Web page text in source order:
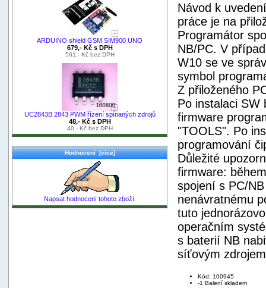
ARDUINO shield GSM SIM900 UNO
679,- Kč s DPH
561,- Kč bez DPH
UC2843B 2843 PWM řízení spínaných zdrojů
48,- Kč s DPH
40,- Kč bez DPH
Hodnocení [více]
Napsat hodnocení tohoto zboží.
Návod k
práce je na
Programátor
NB/PC. V
W10 se ve
symbol
Z přiloženého
Po instalaci SW
firmware
"TOOLS". Po
programování
Důležité
firmware:
spojení s PC/
nenávratnému
tuto
operačním
s baterií NB
síťovým
Kód: 100945
-1 Balení skladem